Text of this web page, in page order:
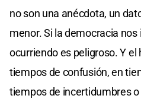
no son una anécdota, un
menor. Si la democracia
ocurriendo es peligroso. Y
tiempos de confusión, en
tiempos de incertidumbres